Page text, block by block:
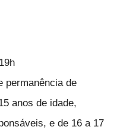
19h
permanência de
anos de idade,
e de 16 a 17